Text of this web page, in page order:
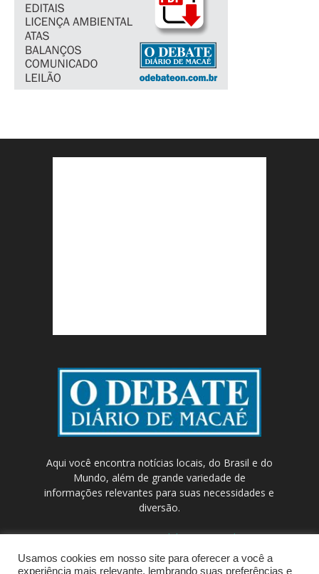
Aqui você encontra notícias locais, do Brasil e do
Mundo, além de grande variedade de
informações relevantes para suas necessidades e
diversão.
Contato:contato@odebateon.com.br /
comercia@odebateon.com.br
Usamos cookies em nosso site para oferecer a você a
experiência mais relevante, lembrando suas preferências e